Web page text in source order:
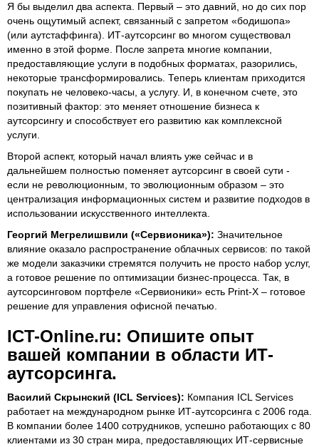
Я бы выделил два аспекта. Первый – это давний, но до сих пор
очень ощутимый аспект, связанный с запретом «бодишопа»
(или аутстаффинга). ИТ-аутсорсинг во многом существовал
именно в этой форме. После запрета многие компании,
предоставляющие услуги в подобных форматах, разорились,
некоторые трансформировались. Теперь клиентам приходится
покупать не человеко-часы, а услугу. И, в конечном счете, это
позитивный фактор: это меняет отношение бизнеса к
аутсорсингу и способствует его развитию как комплексной
услуги.
Второй аспект, который начал влиять уже сейчас и в
дальнейшем полностью поменяет аутсорсинг в своей сути -
если не революционным, то эволюционным образом – это
централизация информационных систем и развитие подходов в
использовании искусственного интеллекта.
Георгий Мегрелишвили («Сервионика»): Значительное
влияние оказало распространение облачных сервисов: по такой
же модели заказчики стремятся получить не просто набор услуг,
а готовое решение по оптимизации бизнес-процесса. Так, в
аутсорсинговом портфеле «Сервионики» есть Print-X – готовое
решение для управления офисной печатью.
ICT-Online.ru: Опишите опыт
вашей компании в области ИТ-
аутсорсинга.
Василий Скрынский (ICL Services): Компания ICL Services
работает на международном рынке ИТ-аутсорсинга с 2006 года.
В компании более 1400 сотрудников, успешно работающих с 80
клиентами из 30 стран мира, предоставляющих ИТ-сервисные